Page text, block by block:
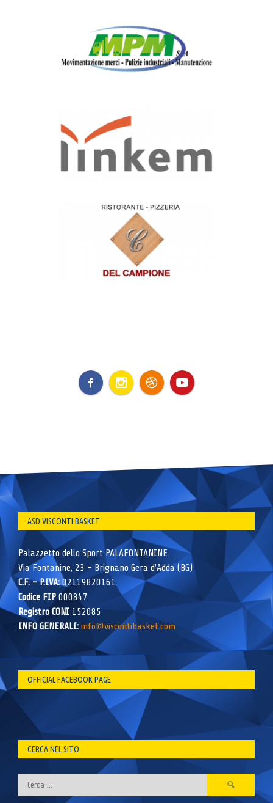
ASD VISCONTI BASKET
Palazzetto dello Sport PALAFONTANINE
Via Fontanine, 23 – Brignano Gera d’Adda (BG)
C.F. – P.IVA:02119820161
Codice FIP000847
Registro CONI 152085
INFO GENERALI: info@viscontibasket.com
OFFICIAL FACEBOOK PAGE
CERCA NEL SITO
Ricerca
per: